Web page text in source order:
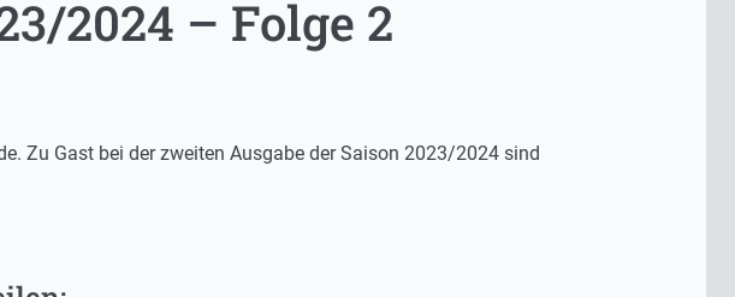
2024 – Folge 2
Zu Gast bei der zweiten Ausgabe der Saison 2023/2024 sind